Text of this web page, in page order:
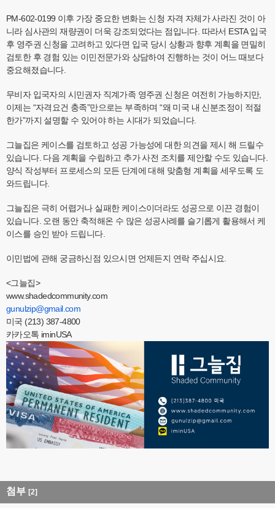
PM-602-0199 이후 가장 중요한 변화는 신청 자격 자체가 사라진 것이 아
니라 심사관의 재량권이 더욱 강조되었다는 점입니다. 따라서 ESTA 입국
후 영주권 신청을 고려하고 있다면 입국 당시 상황과 향후 계획을 면밀히
검토한 후 경험 있는 이민전문가와 상담하여 진행하는 것이 어느 때보다
중요해졌습니다.
무비자 입국자의 시민권자 직계가족 영주권 신청은 여전히 가능하지만,
이제는 “자격요건 충족”만으로는 부족하며 “왜 미국 내 신분조정이 적절
한가”까지 설명할 수 있어야 하는 시대가 되었습니다.
그늘집은 케이스를 검토하고 성공 가능성에 대한 의견을 제시 해 드릴수
있습니다. 다음 계획을 수립하고 추가 사전 조치를 제안할 수도 있습니다.
양식 작성부터 프로세스의 모든 단계에 대해 맞춤형 계획을 세우도록 도
와드립니다.
그늘집은 극히 어렵거나 실패한 케이스이더라도 성공으로 이끈 경험이
있습니다. 오랜 동안 축적해온 수 많은 성공사례를 슬기롭게 활용해서 케
이스를 승인 받아 드립니다.
이민법에 관해 궁금하신점 있으시면 언제든지 연락 주십시요.
<그늘집>
www.shadedcommunity.com
gunulzip@gmail.com
미국 (213) 387-4800
카카오톡 iminUSA
첨부 [2]